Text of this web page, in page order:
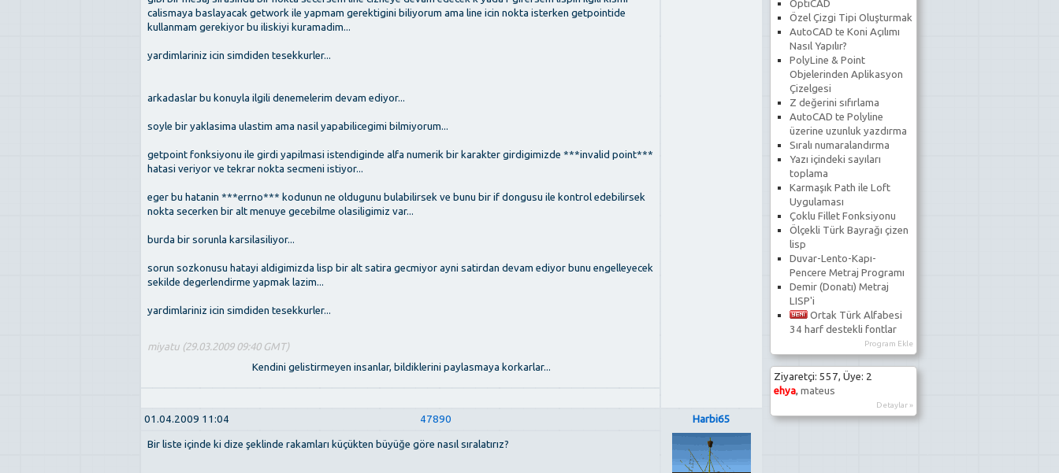
OptiCAD
Özel Çizgi Tipi Oluşturmak
AutoCAD te Koni Açılımı
Nasıl Yapılır?
PolyLine & Point
Objelerinden Aplikasyon
Çizelgesi
Z değerini sıfırlama
AutoCAD te Polyline
üzerine uzunluk yazdırma
Sıralı numaralandırma
Yazı içindeki sayıları
toplama
Karmaşık Path ile Loft
Uygulaması
Çoklu Fillet Fonksiyonu
Ölçekli Türk Bayrağı çizen
lisp
Duvar-Lento-Kapı-
Pencere Metraj Programı
Demir (Donatı) Metraj
LISP'i
Ortak Türk Alfabesi
34 harf destekli fontlar
Program Ekle
Ziyaretçi: 557, Üye: 2
ehya, mateus
Detaylar »
calismaya baslayacak getwork ile yapmam gerektigini biliyorum ama line icin nokta isterken getpointide
kullanmam gerekiyor bu iliskiyi kuramadim...
yardimlariniz icin simdiden tesekkurler...
arkadaslar bu konuyla ilgili denemelerim devam ediyor...
soyle bir yaklasima ulastim ama nasil yapabilicegimi bilmiyorum...
getpoint fonksiyonu ile girdi yapilmasi istendiginde alfa numerik bir karakter girdigimizde ***invalid point***
hatasi veriyor ve tekrar nokta secmeni istiyor...
eger bu hatanin ***errno*** kodunun ne oldugunu bulabilirsek ve bunu bir if dongusu ile kontrol edebilirsek
nokta secerken bir alt menuye gecebilme olasiligimiz var...
burda bir sorunla karsilasiliyor...
sorun sozkonusu hatayi aldigimizda lisp bir alt satira gecmiyor ayni satirdan devam ediyor bunu engelleyecek
sekilde degerlendirme yapmak lazim...
yardimlariniz icin simdiden tesekkurler...
miyatu (29.03.2009 09:40 GMT)
Kendini gelistirmeyen insanlar, bildiklerini paylasmaya korkarlar...
01.04.2009 11:04 47890 Harbi65
Bir liste içinde ki dize şeklinde rakamları küçükten büyüğe göre nasıl sıralatırız?